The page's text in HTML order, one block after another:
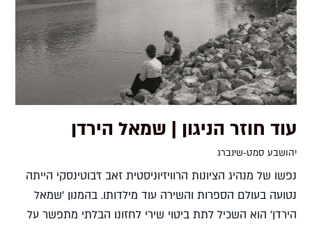
עוד חוזר הניגון | שמאל הירדן
יהושבע סמט-שינברג
נפשו של מנהיג הציונות הרוויזיוניסטית זאב ז'בוטינסקי הייתה
נטועה בעולם הספרות והשירה עוד מילדותו. בהמנון 'שמאל
הירדן' הוא השכיל לתת ביטוי שירי לחזונו הבלתי מתפשר על